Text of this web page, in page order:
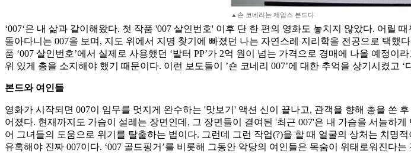
▲숀 코네리는 제임스 본드다
​‘007‘은 내 삶과 같이해왔다. 첫 작품 '007 살인번호' 이후 단 한 편의 영화도 놓치지 않았다. 어
돌아다니는 007을 보며, 지도 위에서 지명 찾기에 빠졌던 나는 자연스레 지리학을 전공으로 택했
품 ‘007 살인번호’에서 실제로 사용했던 ‘발터 PP’가 2억 원이 넘는 가격으로 경매에 나올 예정
위 있게 총을 소지해야 했기 때문이다. 이런 보도들이 ’숀 코네리 007’에 대한 추억을 상기시켰고
본드와 여인들
영화가 시작되면 007이 임무를 멋지게 완수하는 '맛보기' 액션 신이 끝나고, 관객을 향해 총을 쏜
어졌다. ​현재까지도 가슴이 설레는 장면인데, 그 장면들이 결여된 '최근 007'은 내 가슴을 서늘하
어 그녀들의 도움으로 위기를 탈출하는 법이다. 그런데 그런 작업(?)을 할 때 얼굴의 상처는 치
유혹해야 진짜 007이다. ‘007 골드핑거’를 비롯해 그동안 악당의 여인들은 목숨이 위태로워진다